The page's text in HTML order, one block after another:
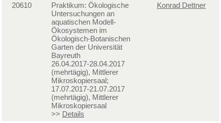
20610
Praktikum: Ökologische
Untersuchungen an
aquatischen Modell-
Ökosystemen im
Ökologisch-Botanischen
Garten der Universität
Bayreuth
26.04.2017-28.04.2017
(mehrtägig), Mittlerer
Mikroskopiersaal;
17.07.2017-21.07.2017
(mehrtägig), Mittlerer
Mikroskopiersaal
>> Details
Konrad Dettner